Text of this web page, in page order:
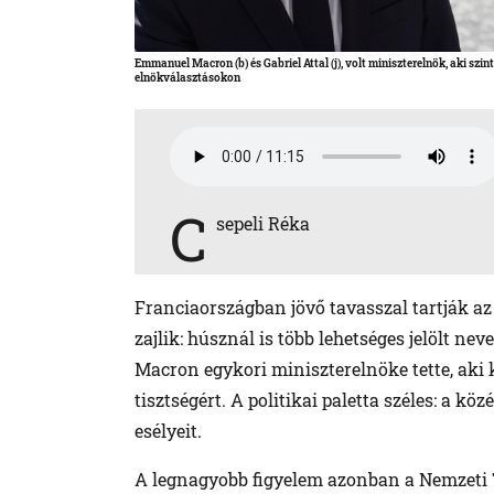
Emmanuel Macron (b) és Gabriel Attal (j), volt miniszterelnök, aki
elnökválasztásokon
C sepeli Réka
Franciaországban jövő tavasszal tartják
zajlik: húsznál is több lehetséges jelölt
Macron egykori miniszterelnöke tette, aki
tisztségért. A politikai paletta széles: a
esélyeit.
A legnagyobb figyelem azonban a